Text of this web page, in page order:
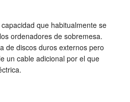
que habitualmente se
ordenadores de sobremesa.
de discos duros externos pero
un cable adicional por el que